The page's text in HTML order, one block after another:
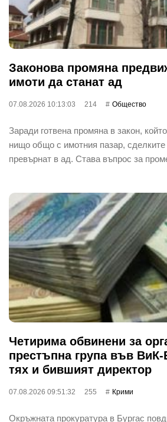
Законова промяна
имоти да станат ад
07.08.2026 10:13:03 214 Общество
Заради готвена промяна в закон,
нищо общо с имотния пазар,
превърнат в ад. Става въпрос за
Четирима обвинени за
престъпна група във ВиК-
тях и бившият директор
07.08.2026 09:51:32 255 Крими
Окръжната прокуратура в Бургас